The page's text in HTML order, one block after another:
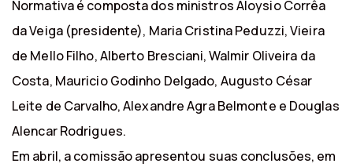
Normativa é composta dos ministros Aloysio Corrêa
da Veiga (presidente), Maria Cristina Peduzzi, Vieira
de Mello Filho, Alberto Bresciani, Walmir Oliveira da
Costa, Mauricio Godinho Delgado, Augusto César
Leite de Carvalho, Alexandre Agra Belmonte e Douglas
Alencar Rodrigues.
Em abril, a comissão apresentou suas conclusões, em